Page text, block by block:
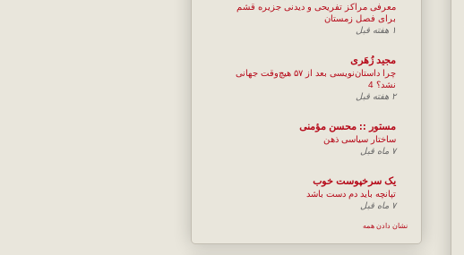
معرفی مراکز تفریحی و دیدنی جزیره قشم
برای فصل زمستان
۱ هفته قبل
مجيد زُهَری
چرا داستان‌نویسی بعد از ۵۷ هیچ‌وقت جهانی
نشد؟ 4
۲ هفته قبل
مستور :: محسن مؤمنی
ساختار سیاسی ذهن
۷ ماه قبل
یک سرخپوست خوب
تپانچه باید دم دست باشد
۷ ماه قبل
نشان دادن همه